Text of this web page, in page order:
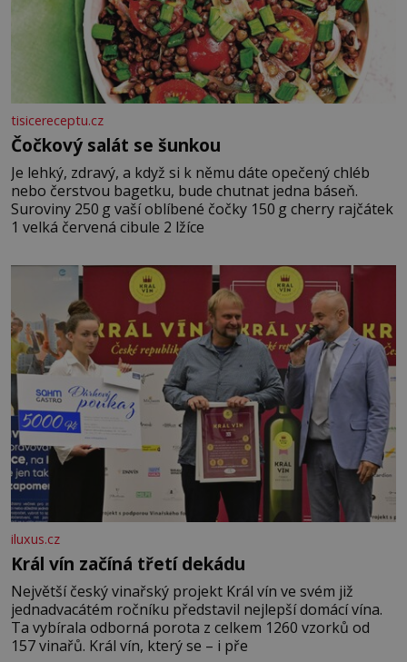
tisicereceptu.cz
Čočkový salát se šunkou
Je lehký, zdravý, a když si k němu dáte opečený chléb
nebo čerstvou bagetku, bude chutnat jedna báseň.
Suroviny 250 g vaší oblíbené čočky 150 g cherry rajčátek
1 velká červená cibule 2 lžíce
iluxus.cz
Král vín začíná třetí dekádu
Největší český vinařský projekt Král vín ve svém již
jednadvacátém ročníku představil nejlepší domácí vína.
Ta vybírala odborná porota z celkem 1260 vzorků od
157 vinařů. Král vín, který se – i pře